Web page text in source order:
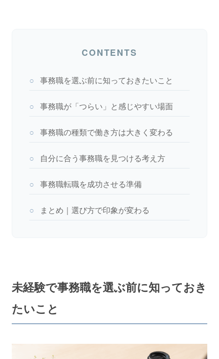
CONTENTS
○ 事務職を選ぶ前に知っておきたいこと
○ 事務職が「つらい」と感じやすい場面
○ 事務職の種類で働き方は大きく変わる
○ 自分に合う事務職を見つける考え方
○ 事務職転職を成功させる準備
○ まとめ｜選び方で印象が変わる
未経験で事務職を選ぶ前に知っておき
たいこと